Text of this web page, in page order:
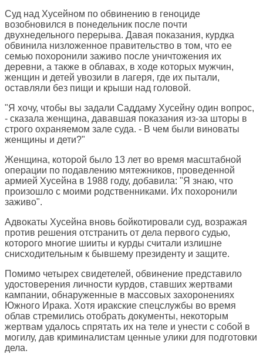
Суд над Хусейном по обвинению в геноциде
возобновился в понедельник после почти
двухнедельного перерыва. Давая показания, курдка
обвинила низложенное правительство в том, что ее
семью похоронили заживо после уничтожения их
деревни, а также в облавах, в ходе которых мужчин,
женщин и детей увозили в лагеря, где их пытали,
оставляли без пищи и крыши над головой.
"Я хочу, чтобы вы задали Саддаму Хусейну один вопрос,
- сказала женщина, дававшая показания из-за шторы в
строго охраняемом зале суда. - В чем были виноваты
женщины и дети?"
Женщина, которой было 13 лет во время масштабной
операции по подавлению мятежников, проведенной
армией Хусейна в 1988 году, добавила: "Я знаю, что
произошло с моими родственниками. Их похоронили
заживо".
Адвокаты Хусейна вновь бойкотировали суд, возражая
против решения отстранить от дела первого судью,
которого многие шииты и курды считали излишне
снисходительным к бывшему президенту и защите.
Помимо четырех свидетелей, обвинение представило
удостоверения личности курдов, ставших жертвами
кампании, обнаруженные в массовых захоронениях
Южного Ирака. Хотя иракские спецслужбы во время
облав стремились отобрать документы, некоторым
жертвам удалось спрятать их на теле и унести с собой в
могилу, дав криминалистам ценные улики для подготовки
дела.